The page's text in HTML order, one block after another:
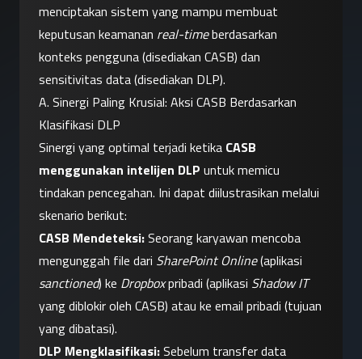
menciptakan sistem yang mampu membuat
keputusan keamanan real-time berdasarkan
konteks pengguna (disediakan CASB) dan
sensitivitas data (disediakan DLP).
A. Sinergi Paling Krusial: Aksi CASB Berdasarkan
Klasifikasi DLP
Sinergi yang optimal terjadi ketika CASB
menggunakan intelijen DLP untuk memicu
tindakan pencegahan. Ini dapat diilustrasikan melalui
skenario berikut:
CASB Mendeteksi: Seorang karyawan mencoba
mengunggah file dari SharePoint Online
sanctioned) ke Dropbox pribadi (aplikasi Shadow IT
yang diblokir oleh CASB) atau ke email pribadi (tujuan
yang dibatasi).
DLP Mengklasifikasi: Sebelum transfer data